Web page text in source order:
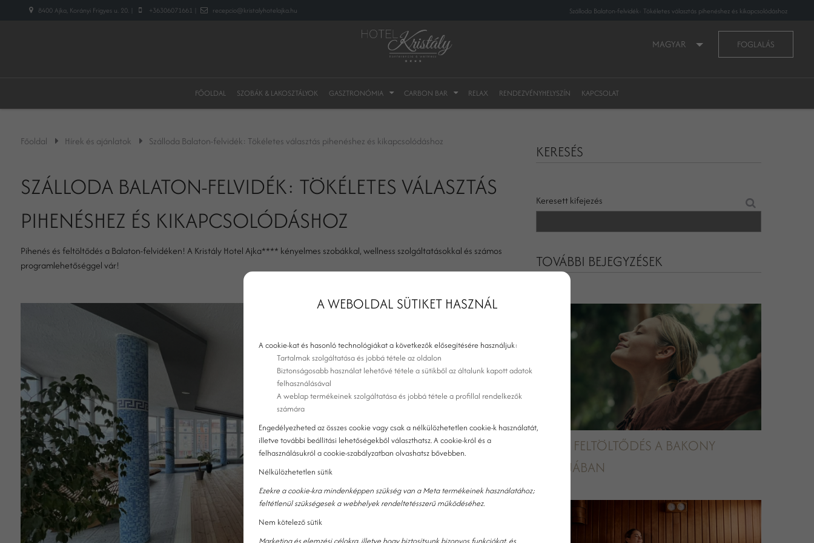
8400 Ajka, Korányi Frigyes u. 20. | +36306071661 | recepcio@kristalyhotelajka.hu Szálloda Balaton-felvidék: Tökéletes választás pihenéshez és kikapcsolódáshoz
MAGYAR FOGLALÁS
FŐOLDAL SZOBÁK & LAKOSZTÁLYOK GASZTRONÓMIA CARBON BAR RELAX RENDEZVÉNYHELYSZÍN KAPCSOLAT
Főoldal Hírek és ajánlatok Szálloda Balaton-felvidék: Tökéletes választás pihenéshez és kikapcsolódáshoz
SZÁLLODA BALATON-FELVIDÉK: TÖKÉLETES VÁLASZTÁS
PIHENÉSHEZ ÉS KIKAPCSOLÓDÁSHOZ
Pihenés és feltöltődés a Balaton-felvidéken! A Kristály Hotel Ajka**** kényelmes szobákkal, wellness szolgáltatásokkal és számos
programlehetőséggel vár!
KERESÉS
Keresett kifejezés
TOVÁBBI BEJEGYZÉSEK
NYÁRI FELTÖLTŐDÉS A BAKONY
KAPUJÁBAN
A WEBOLDAL SÜTIKET HASZNÁL
A cookie-kat és hasonló technológiákat a következők elősegítésére használjuk:
Tartalmak szolgáltatása és jobbá tétele az oldalon
Biztonságosabb használat lehetővé tétele a sütikből az általunk kapott adatok
felhasználásával
A weblap termékeinek szolgáltatása és jobbá tétele a profillal rendelkezők
számára
Engedélyezheted az összes cookie vagy csak a nélkülözhetetlen cookie-k használatát,
illetve további beállítási lehetőségekből választhatsz. A cookie-król és a
felhasználásukról a cookie-szabályzatban olvashatsz bővebben.
Nélkülözhetetlen sütik
Ezekre a cookie-kra mindenképpen szükség van a Meta termékeinek használatához;
feltétlenül szükségesek a webhelyek rendeltetésszerű működéséhez.
Nem kötelező sütik